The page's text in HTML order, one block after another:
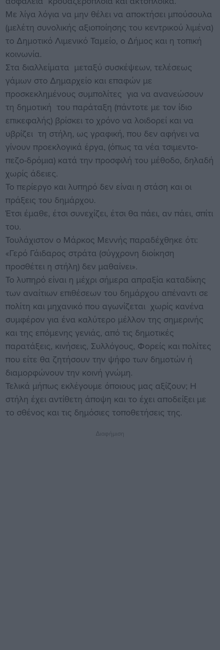
Με λίγα λόγια να μην θέλει να αποκτήσει μπούσουλα
(μελέτη συνολικής αξιοποίησης του κεντρικού λιμένα)
το Δημοτικό Λιμενικό Ταμείο, ο Δήμος και η τοπική
κοινωνία.
Στα διαλλείματα μεταξύ συσκέψεων, τελέσεως
γάμων στο Δημαρχείο και επαφών με
προσκεκλημένους συμπολίτες για να ανανεώσουν
τη δημοτική του παράταξη (πάντοτε με τον ίδιο
επικεφαλής) βρίσκει το χρόνο να λοιδορεί και να
υβρίζει τη στήλη, ως γραφική, που δεν αφήνει να
γίνουν προεκλογικά έργα, (όπως τα νέα τσιμεντο-
πεζο-δρόμια) κατά την προσφιλή του μέθοδο, δηλαδή
χωρίς άδειες.
Το περίεργο και λυπηρό δεν είναι η στάση και οι
πράξεις του δημάρχου.
Έτσι έμαθε, έτσι συνεχίζει, έτσι θα πάει, αν πάει, σπίτι
του.
Τουλάχιστον ο Μάρκος Μεννής παραδέχθηκε ότι:
«Γερό Γάιδαρος στράτα (σύγχρονη διοίκηση
προσθέτει η στήλη) δεν μαθαίνει».
Το λυπηρό είναι η μέχρι σήμερα απραξία καταδίκης
των αναίτιων επιθέσεων του δημάρχου απέναντι σε
πολίτη και μηχανικό που αγωνίζεται χωρίς κανένα
συμφέρον για ένα καλύτερο μέλλον της σημερινής
και της επόμενης γενιάς, από τις δημοτικές
παρατάξεις, κινήσεις, Συλλόγους, Φορείς και πολίτες
που είτε θα ζητήσουν την ψήφο των δημοτών ή
διαμορφώνουν την κοινή γνώμη.
Τελικά μήπως εκλέγουμε όποιους μας αξίζουν; Η
στήλη έχει αντίθετη άποψη και το έχει αποδείξει με
το σθένος και τις δημόσιες τοποθετήσεις της.
Διαφήμιση